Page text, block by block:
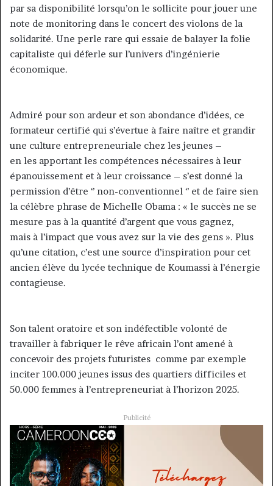
par sa disponibilité lorsqu’on le sollicite pour jouer une
note de monitoring dans le concert des violons de la
solidarité. Une perle rare qui essaie de balayer la folie
capitaliste qui déferle sur l’univers d’ingénierie
économique.
Admiré pour son ardeur et son abondance d’idées, ce
formateur certifié qui s’évertue à faire naître et grandir
une culture entrepreneuriale chez les jeunes –
en les apportant les compétences nécessaires à leur
épanouissement et à leur croissance – s’est donné la
permission d’être ‘’ non-conventionnel ‘’ et de faire sien
la célèbre phrase de Michelle Obama : « le succès ne se
mesure pas à la quantité d’argent que vous gagnez,
mais à l’impact que vous avez sur la vie des gens ». Plus
qu’une citation, c’est une source d’inspiration pour cet
ancien élève du lycée technique de Koumassi à l’énergie
contagieuse.
Son talent oratoire et son indéfectible volonté de
travailler à fabriquer le rêve africain l’ont amené à
concevoir des projets futuristes comme par exemple
inciter 100.000 jeunes issus des quartiers difficiles et
50.000 femmes à l’entrepreneuriat à l’horizon 2025.
Publicité